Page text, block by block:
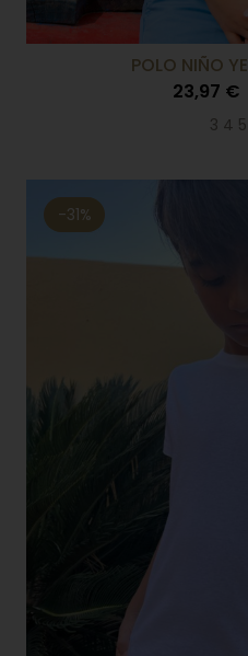
POLO NIÑO
23,97 €
3 4
-31%